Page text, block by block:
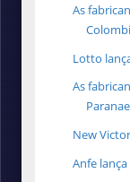
As
Lotto
As
New
Anfe